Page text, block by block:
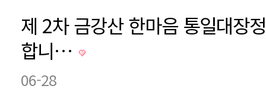
제 2차 금강산 한마음 통일대장
합니…
06-28